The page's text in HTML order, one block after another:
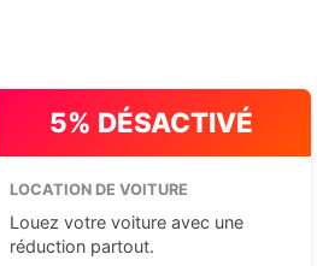
5% DÉSACTIVÉ
LOCATION DE VOITURE
Louez votre voiture avec une
réduction partout.